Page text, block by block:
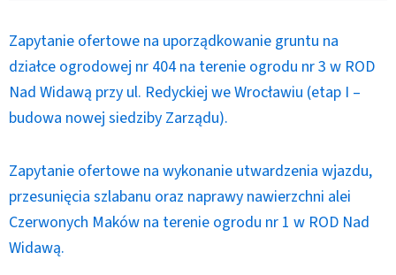
Zapytanie ofertowe na uporządkowanie gruntu na
działce ogrodowej nr 404 na terenie ogrodu nr 3 w ROD
Nad Widawą przy ul. Redyckiej we Wrocławiu (etap I –
budowa nowej siedziby Zarządu).
Zapytanie ofertowe na wykonanie utwardzenia wjazdu,
przesunięcia szlabanu oraz naprawy nawierzchni alei
Czerwonych Maków na terenie ogrodu nr 1 w ROD Nad
Widawą.